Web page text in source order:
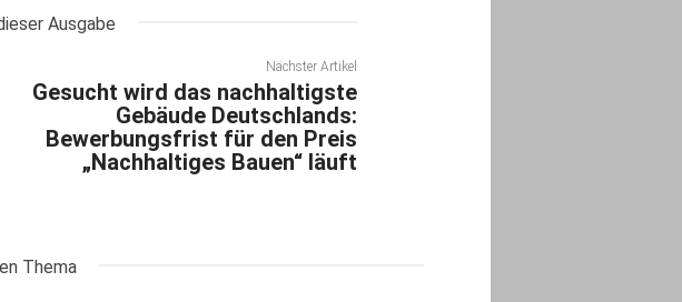
Ausgabe
Nächster Artikel
Gesucht wird das nachhaltigste
Gebäude Deutschlands:
Bewerbungsfrist für den Preis
„Nachhaltiges Bauen“ läuft
Thema